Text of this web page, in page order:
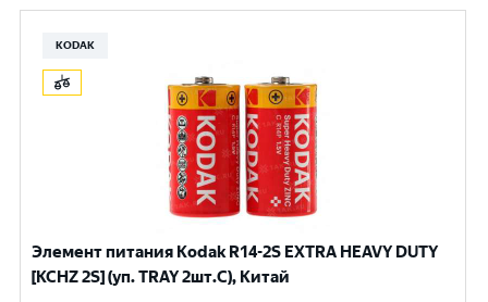
KODAK
Элемент питания Kodak R14-2S EXTRA HEAVY DUTY
[KCHZ 2S] (уп. TRAY 2шт.C), Китай